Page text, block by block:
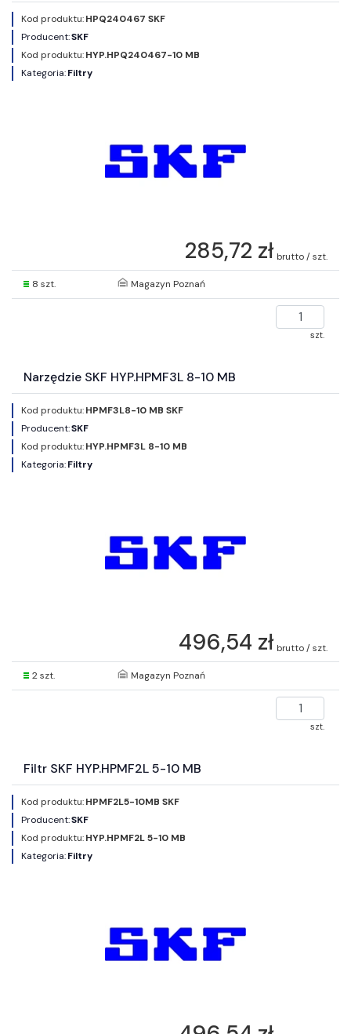
Kod produktu:HPQ240467 SKF
Producent:SKF
Kod produktu:HYP.HPQ240467-10 MB
Kategoria:Filtry
285,72 zł brutto / szt.
8 szt. Magazyn Poznań
szt.
Narzędzie SKF HYP.HPMF3L 8-10 MB
Kod produktu:HPMF3L8-10 MB SKF
Producent:SKF
Kod produktu:HYP.HPMF3L 8-10 MB
Kategoria:Filtry
496,54 zł brutto / szt.
2 szt. Magazyn Poznań
szt.
Filtr SKF HYP.HPMF2L 5-10 MB
Kod produktu:HPMF2L5-10MB SKF
Producent:SKF
Kod produktu:HYP.HPMF2L 5-10 MB
Kategoria:Filtry